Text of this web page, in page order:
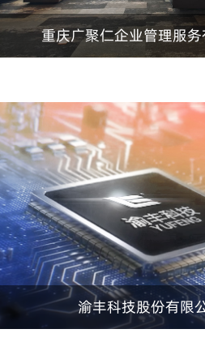
重庆广聚仁企业管理服
渝丰科技股份有限